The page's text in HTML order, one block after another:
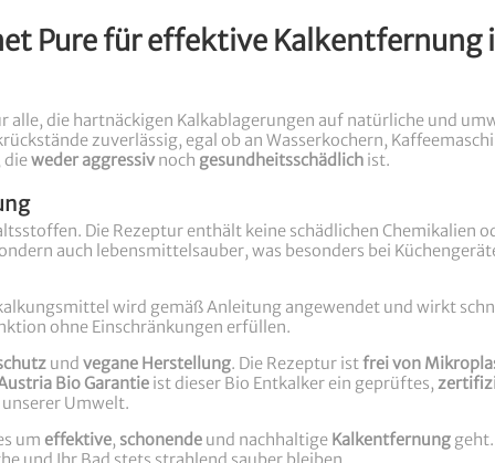
Pure für effektive Kalkentfernung
alle, die hartnäckigen Kalkablagerungen auf natürliche und
zuverlässig, egal ob an Wasserkochern,
dieweder aggressiv noch gesundheitsschädlich ist.
Die Rezeptur enthält keine schädlichen Chemikalien
auch lebensmittelsauber, was besonders bei
wird gemäß Anleitung angewendet und wirkt
ohne Einschränkungen erfüllen.
und vegane Herstellung. Die Rezeptur istfrei von
Bio Garantie ist dieser Bio Entkalker ein geprüftes,
Umwelt.
um effektive, schonende und nachhaltige Kalkentfernung